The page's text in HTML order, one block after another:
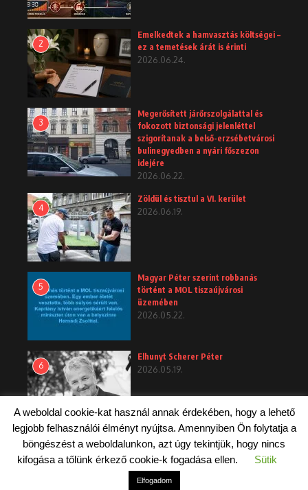
2
Emelkedtek a hamvasztás költségei –
ez a temetések árát is érinti
2026.06.24.
3
Megerősített járőrszolgálattal és
fokozott biztonsági jelenléttel
szigorítanak a belső-erzsébetvárosi
bulinegyedben a nyári főszezon
idejére
2026.06.22.
4
Zöldül és tisztul a VI. kerület
2026.06.19.
5
Magyar Péter szerint robbanás
történt a MOL tiszaújvárosi
üzemében
2026.05.22.
6
Elhunyt Scherer Péter
2026.05.19.
Copyright © 2026 Budapest 6 -Terézváros
A weboldal cookie-kat használ annak érdekében, hogy a lehető
legjobb felhasználói élményt nyújtsa. Amennyiben Ön folytatja a
böngészést a weboldalunkon, azt úgy tekintjük, hogy nincs
kifogása a tőlünk érkező cookie-k fogadása ellen.
Sütik
Elfogadom